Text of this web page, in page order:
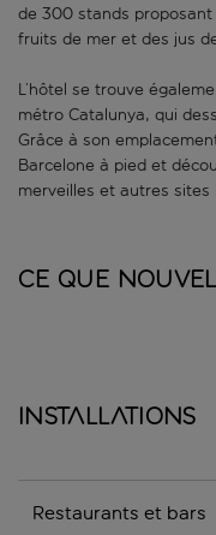
de 300 stands proposant
fruits de mer et des jus
L’hôtel se trouve
métro Catalunya, qui
Grâce à son
Barcelone à pied et
merveilles et autres sites
Ce que
Installations
Restaurants et bars